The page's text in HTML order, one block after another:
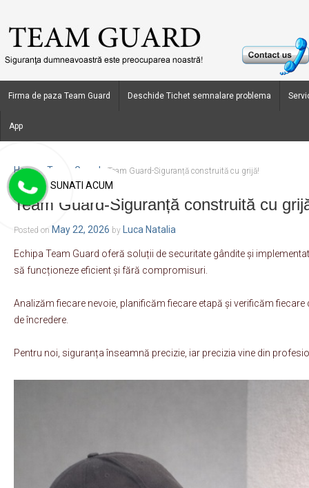
Firma de paza Team Guard Deschide Tichet semnalare problema
App
Home › Team Guard Team Guard-Siguranță construită cu grijă!
Team Guard-Siguranță construită cu
Posted on May 22, 2026 by Luca Natalia
Echipa Team Guard oferă soluții de securitate gândite și
să funcționeze eficient și fără compromisuri.
Analizăm fiecare nevoie, planificăm fiecare etapă și verificăm fiecare
de încredere.
Pentru noi, siguranța înseamnă precizie, iar precizia vine din
SUNATI ACUM